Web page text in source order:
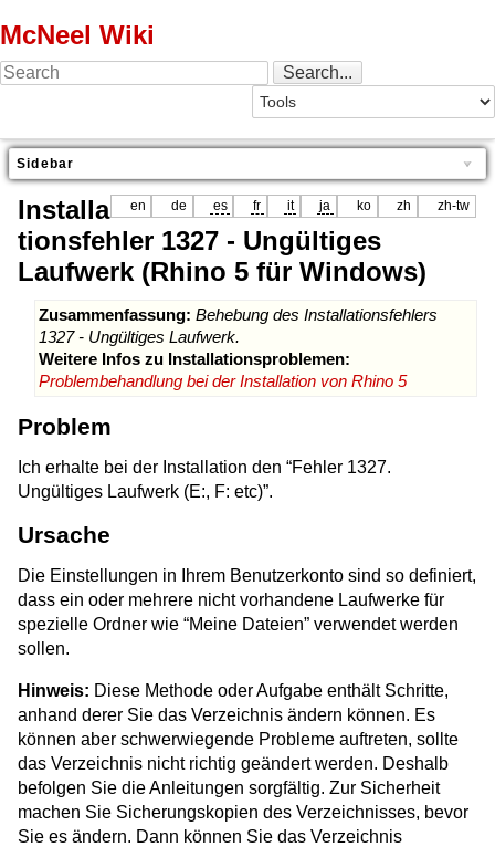
McNeel Wiki
Sidebar
en de es fr it ja ko zh zh-tw
Installa
tionsfehler 1327 - Ungültiges
Laufwerk (Rhino 5 für Windows)
Zusammenfassung: Behebung des Installationsfehlers
1327 - Ungültiges Laufwerk.
Weitere Infos zu Installationsproblemen:
Problembehandlung bei der Installation von Rhino 5
Problem
Ich erhalte bei der Installation den “Fehler 1327.
Ungültiges Laufwerk (E:, F: etc)”.
Ursache
Die Einstellungen in Ihrem Benutzerkonto sind so definiert,
dass ein oder mehrere nicht vorhandene Laufwerke für
spezielle Ordner wie “Meine Dateien” verwendet werden
sollen.
Hinweis: Diese Methode oder Aufgabe enthält Schritte,
anhand derer Sie das Verzeichnis ändern können. Es
können aber schwerwiegende Probleme auftreten, sollte
das Verzeichnis nicht richtig geändert werden. Deshalb
befolgen Sie die Anleitungen sorgfältig. Zur Sicherheit
machen Sie Sicherungskopien des Verzeichnisses, bevor
Sie es ändern. Dann können Sie das Verzeichnis